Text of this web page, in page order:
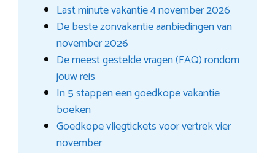
Last minute vakantie 4 november 2026
De beste zonvakantie aanbiedingen van
november 2026
De meest gestelde vragen (FAQ) rondom
jouw reis
In 5 stappen een goedkope vakantie
boeken
Goedkope vliegtickets voor vertrek vier
november